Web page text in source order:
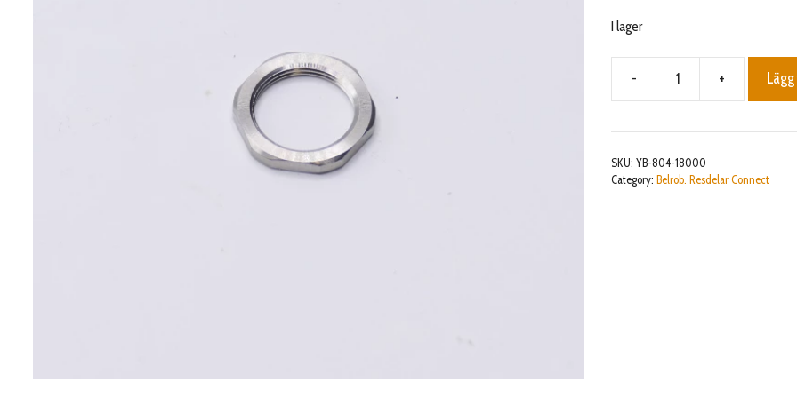
I lager
-
mängd
+
SKU: YB-804-18000
Category: Belrob. Resdelar Connect